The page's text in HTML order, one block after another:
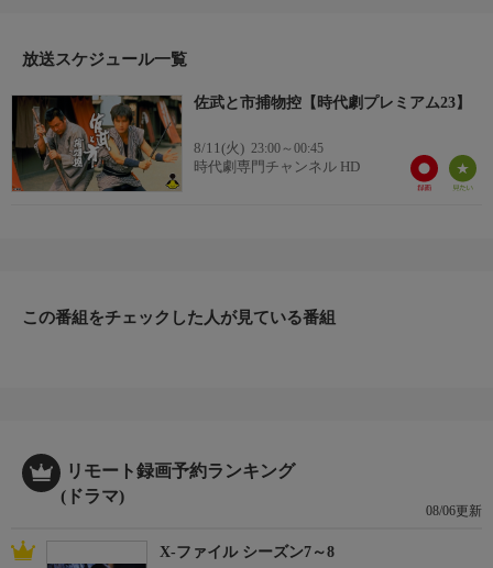
れてしまう。
市と親しい下っ引きの佐武（三浦友和）は市の無実を訴えるが聞
き入れられない。だが、数日後、同様な斬り口で別の男女が殺さ
れたため、市は放免され、佐武と市は下手人探索を始める……。
放送スケジュール一覧
佐武と市捕物控【時代劇プレミアム23】
8/11(火) 23:00～00:45
時代劇専門チャンネル HD
この番組をチェックした人が見ている番組
リモート録画予約ランキング
(ドラマ)
08/06更新
X-ファイル シーズン7～8